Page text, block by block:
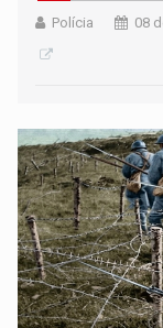
Polícia 08